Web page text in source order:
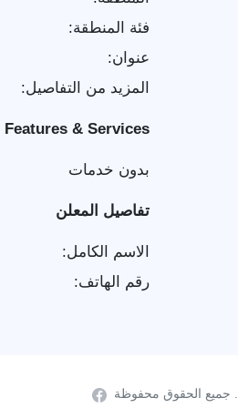
فئة المنطقة:
عنوان:
المزيد من التفاصيل:
Features & Services
بدون خدمات
تفاصيل المعلن
الاسم الكامل:
رقم الهاتف:
. جميع الحقوق محفوظة